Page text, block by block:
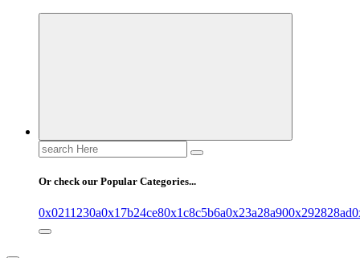
Search
for:
Or check our Popular Categories...
0x0211230a0x17b24ce80x1c8c5b6a0x23a28a900x292828ad